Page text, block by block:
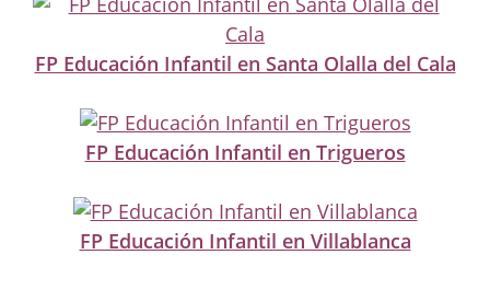
FP Educación Infantil en Santa Olalla del Cala
FP Educación Infantil en Trigueros
FP Educación Infantil en Villablanca